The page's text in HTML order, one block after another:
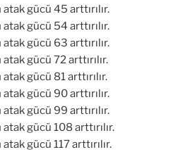
gücü 45 arttırılır.
gücü 54 arttırılır.
gücü 63 arttırılır.
gücü 72 arttırılır.
gücü 81 arttırılır.
gücü 90 arttırılır.
gücü 99 arttırılır.
gücü 108 arttırılır.
gücü 117 arttırılır.